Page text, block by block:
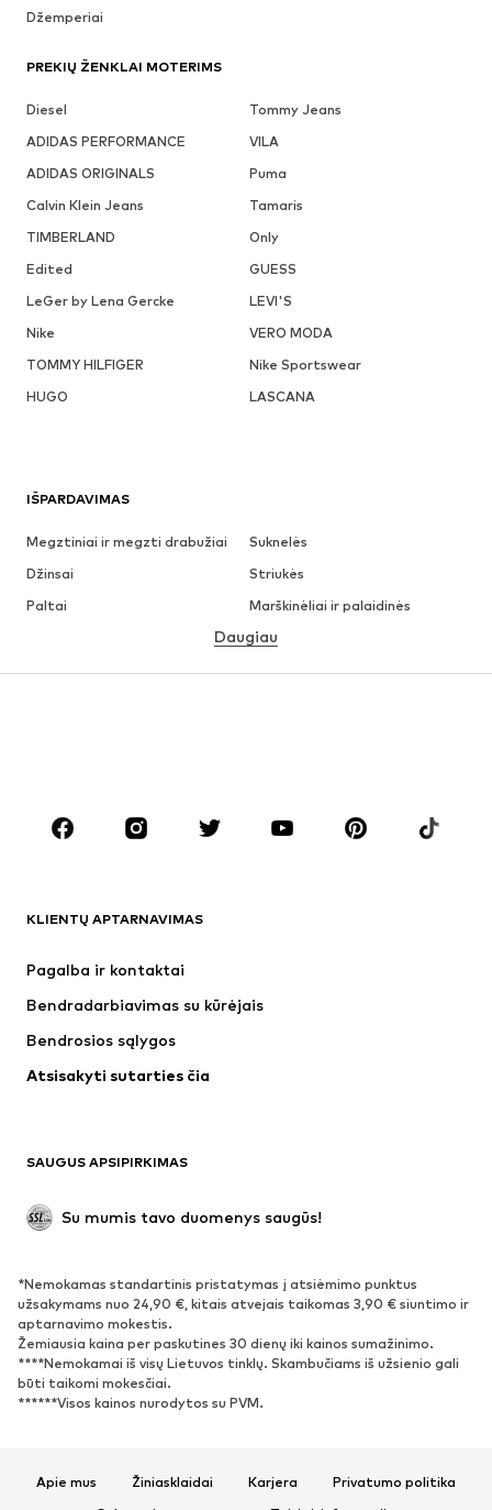
Džemperiai
PREKIŲ ŽENKLAI MOTERIMS
Diesel
Tommy Jeans
ADIDAS PERFORMANCE
VILA
ADIDAS ORIGINALS
Puma
Calvin Klein Jeans
Tamaris
TIMBERLAND
Only
Edited
GUESS
LeGer by Lena Gercke
LEVI'S
Nike
VERO MODA
TOMMY HILFIGER
Nike Sportswear
HUGO
LASCANA
IŠPARDAVIMAS
Megztiniai ir megzti drabužiai
Suknelės
Džinsai
Striukės
Paltai
Marškinėliai ir palaidinės
Apatiniai
Sijonai
Palaidinės ir tunikos
Aksesuarai
Premium
Naujienos
Apatiniai
Paltai
Proginiai
Išskirtiniai
BATAI
Naujienos
Sportbačiai
Aulinukai
Batai su kulniukais
Auliniai batai
Įsispiriami bateliai
Šlepetės
Daugiau
KLIENTŲ APTARNAVIMAS
Pagalba ir kontaktai
Bendradarbiavimas su kūrėjais
Bendrosios sąlygos
Atsisakyti sutarties čia
SAUGUS APSIPIRKIMAS
Su mumis tavo duomenys saugūs!
*Nemokamas standartinis pristatymas į atsiėmimo punktus
užsakymams nuo 24,90 €, kitais atvejais taikomas 3,90 € siuntimo ir
aptarnavimo mokestis.
Žemiausia kaina per paskutines 30 dienų iki kainos sumažinimo.
****Nemokamai iš visų Lietuvos tinklų. Skambučiams iš užsienio gali
būti taikomi mokesčiai.
******Visos kainos nurodytos su PVM.
Apie mus Žiniasklaidai Karjera
Privatumo politika